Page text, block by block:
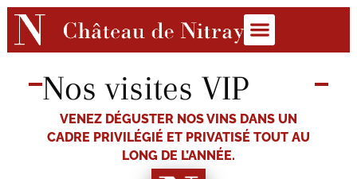
Nos visites VIP
VENEZ DÉGUSTER NOS VINS DANS UN
CADRE PRIVILÉGIÉ ET PRIVATISÉ TOUT AU
LONG DE L’ANNÉE.